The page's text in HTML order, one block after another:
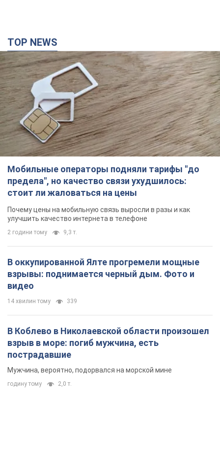
TOP NEWS
Мобильные операторы подняли тарифы "до
предела", но качество связи ухудшилось:
стоит ли жаловаться на цены
Почему цены на мобильную связь выросли в разы и как
улучшить качество интернета в телефоне
2 години тому 9,3 т.
В оккупированной Ялте прогремели мощные
взрывы: поднимается черный дым. Фото и
видео
14 хвилин тому 339
В Коблево в Николаевской области произошел
взрыв в море: погиб мужчина, есть
пострадавшие
Мужчина, вероятно, подорвался на морской мине
годину тому 2,0 т.